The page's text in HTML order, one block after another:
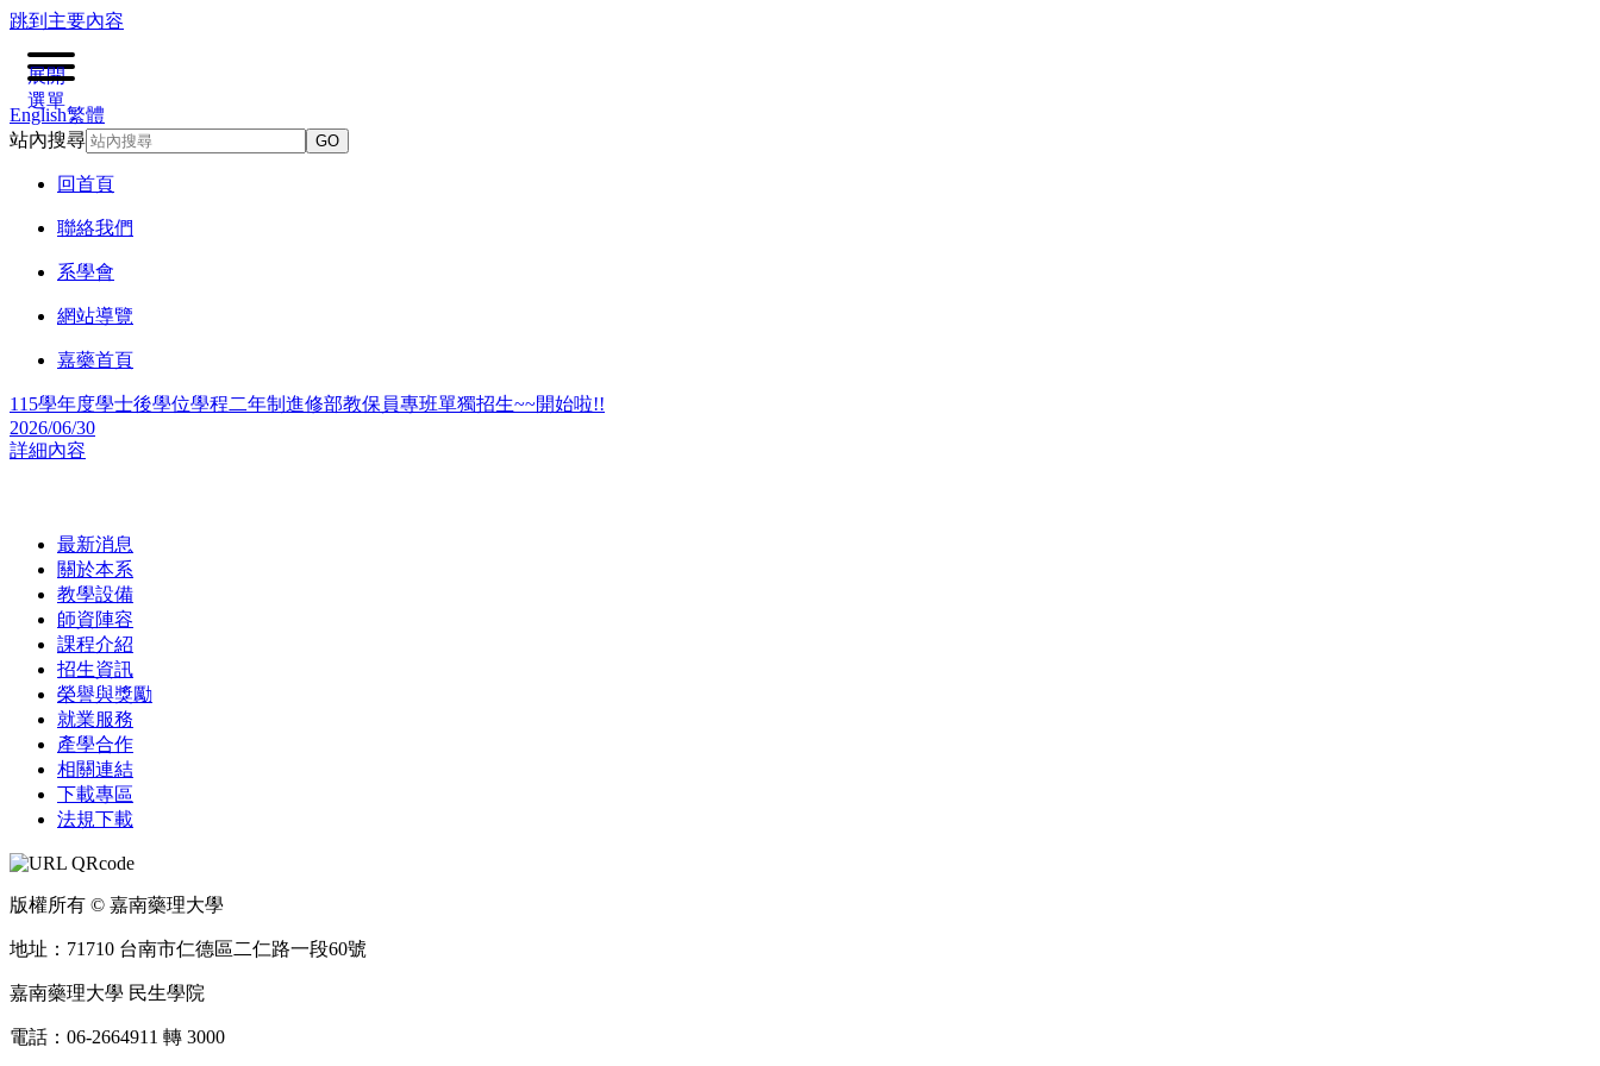
跳到主要內容
展開
選單
English繁體
站內搜尋
GO
回首頁
聯絡我們
系學會
網站導覽
嘉藥首頁
115學年度學士後學位學程二年制進修部教保員專班單獨招生~~開始啦!!
2026/06/30
詳細內容
最新消息
關於本系
教學設備
師資陣容
課程介紹
招生資訊
榮譽與獎勵
就業服務
產學合作
相關連結
下載專區
法規下載
版權所有 © 嘉南藥理大學
地址：71710 台南市仁德區二仁路一段60號
嘉南藥理大學 民生學院
電話：06-2664911 轉 3000